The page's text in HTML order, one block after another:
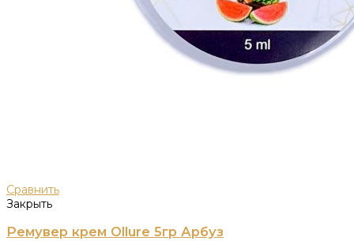
Сравнить
Закрыть
Ремувер крем Ollure 5гр Арбуз